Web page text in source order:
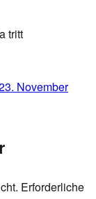
tritt
November
Erforderliche